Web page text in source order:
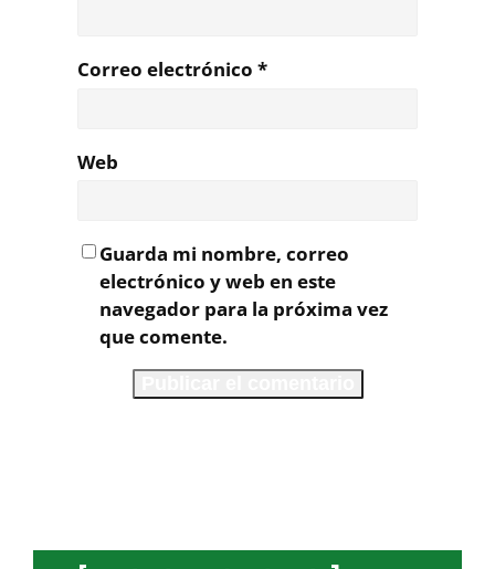
Correo electrónico *
Web
Guarda mi nombre, correo
electrónico y web en este
navegador para la próxima vez
que comente.